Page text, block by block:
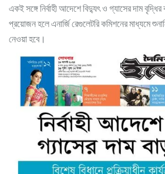
একই সঙ্গে নির্বাহী আদেশে বিদ্যুৎ ও গ্যাসের দাম
প্রয়োজন হলে এনার্জি রেগুলেটরি কমিশনের মাধ্যমে
নেওয়া হবে।